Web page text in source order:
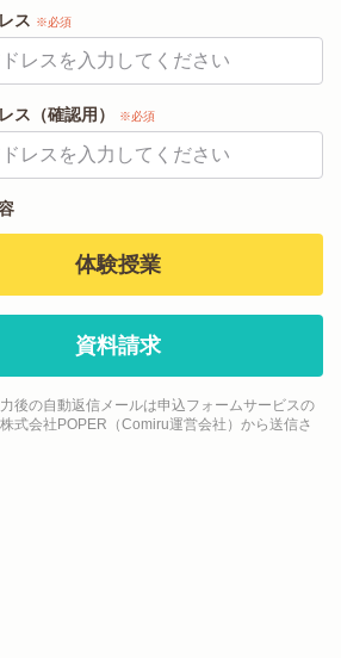
ス ※必須
ス（確認用） ※必須
体験授業
資料請求
後の自動返信メールは申込フォームサービスの
式会社POPER（Comiru運営会社）から送信さ